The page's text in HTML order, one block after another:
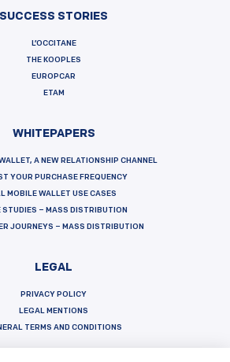
SUCCESS STORIES
L’OCCITANE
THE KOOPLES
EUROPCAR
ETAM
WHITEPAPERS
A NEW RELATIONSHIP CHANNEL
YOUR PURCHASE FREQUENCY
MOBILE WALLET USE CASES
STUDIES – MASS DISTRIBUTION
JOURNEYS – MASS DISTRIBUTION
LEGAL
PRIVACY POLICY
LEGAL MENTIONS
TERMS AND CONDITIONS